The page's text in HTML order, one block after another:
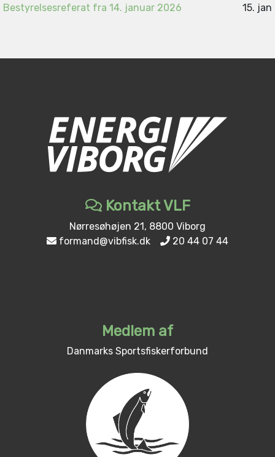
Bestyrelsesreferat fra 14. januar 2026
15. jan
Kontakt VLF
Nørresøhøjen 21, 8800 Viborg
formand@vibfisk.dk
20 44 07 44
Medlem af
Danmarks Sportsfiskerforbund